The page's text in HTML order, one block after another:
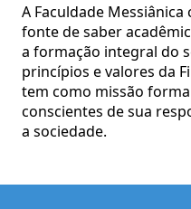
A Faculdade
fonte de saber
a formação integral do
princípios e valores da
tem como missão
conscientes de sua
a sociedade.